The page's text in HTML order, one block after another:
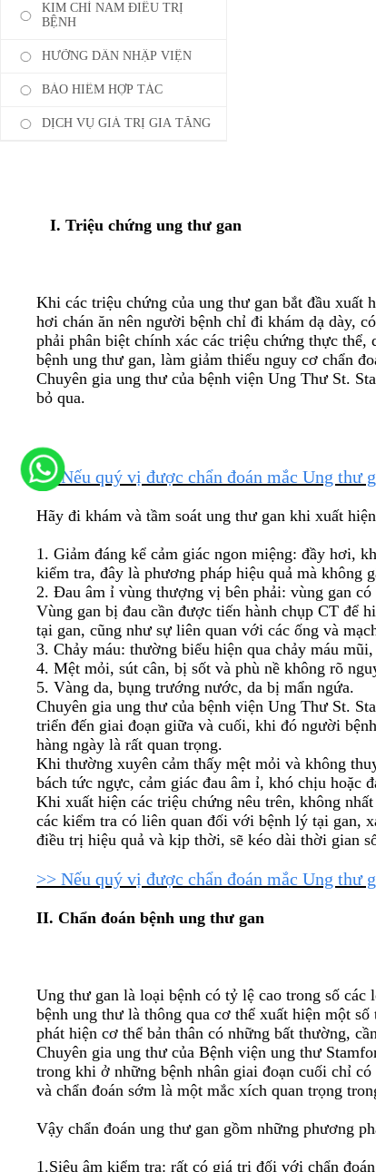
KIM CHỈ NAM ĐIỀU TRỊ
BỆNH
HƯỠNG DẪN NHẬP VIỆN
BẢO HIỂM HỢP TÁC
DỊCH VỤ GIÁ TRỊ GIA TĂNG
I. Triệu chứng ung thư gan
Khi các triệu chứng của ung thư gan bắt đầu xuất
hơi chán ăn nên người bệnh chỉ đi khám dạ dày,
phải phân biệt chính xác các triệu chứng thực thể,
bệnh ung thư gan, làm giảm thiểu nguy cơ chẩn
Chuyên gia ung thư của bệnh viện Ung Thư St.
bỏ qua.
>> Nếu quý vị được chẩn đoán mắc Ung thư
Hãy đi khám và tầm soát ung thư gan khi xuất
1. Giảm đáng kể cảm giác ngon miệng: đầy hơi,
kiểm tra, đây là phương pháp hiệu quả mà không
2. Đau âm ỉ vùng thượng vị bên phải: vùng gan
Vùng gan bị đau cần được tiến hành chụp CT
tại gan, cũng như sự liên quan với các ống và
3. Chảy máu: thường biểu hiện qua chảy máu
4. Mệt mỏi, sút cân, bị sốt và phù nề không rõ
5. Vàng da, bụng trướng nước, da bị mẩn ngứa.
Chuyên gia ung thư của bệnh viện Ung Thư St.
triển đến giai đoạn giữa và cuối, khi đó người
hàng ngày là rất quan trọng.
Khi thường xuyên cảm thấy mệt mỏi và không
bách tức ngực, cảm giác đau âm ỉ, khó chịu hoặc
Khi xuất hiện các triệu chứng nêu trên, không
các kiểm tra có liên quan đối với bệnh lý tại gan,
điều trị hiệu quả và kịp thời, sẽ kéo dài thời gian
>> Nếu quý vị được chẩn đoán mắc Ung thư
II. Chẩn đoán bệnh ung thư gan
Ung thư gan là loại bệnh có tỷ lệ cao trong số
bệnh ung thư là thông qua cơ thể xuất hiện một
phát hiện cơ thể bản thân có những bất thường,
Chuyên gia ung thư của Bệnh viện ung thư
trong khi ở những bệnh nhân giai đoạn cuối chỉ
và chẩn đoán sớm là một mắc xích quan trọng
Vậy chẩn đoán ung thư gan gồm những phương
1.Siêu âm kiểm tra: rất có giá trị đối với chẩn